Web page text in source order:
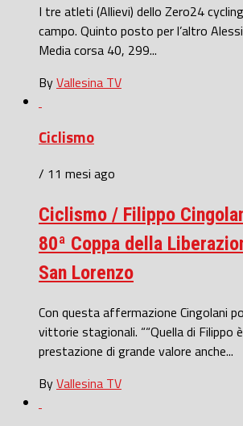
I tre atleti (Allievi) dello Zero24
campo. Quinto posto per l’altro
Media corsa 40, 299...
ByVallesina TV
Ciclismo
/ 11 mesi ago
Ciclismo / Filippo
80ª Coppa della
San Lorenzo
Con questa affermazione Cingolani
vittorie stagionali. ““Quella di Filippo
prestazione di grande valore anche...
ByVallesina TV